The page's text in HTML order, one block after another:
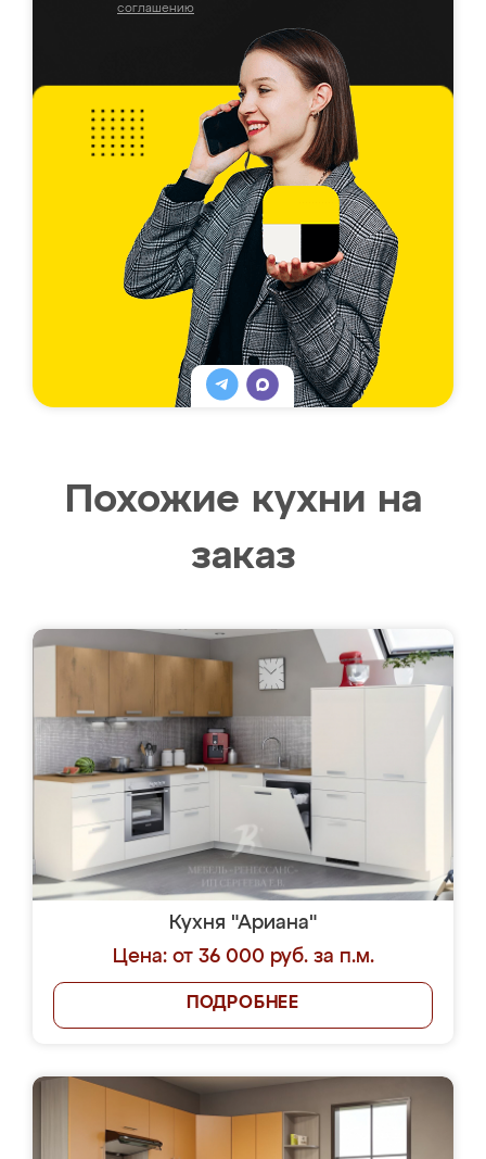
соглашению
Похожие кухни на
заказ
Кухня "Ариана"
Цена: от 36 000 руб. за п.м.
ПОДРОБНЕЕ